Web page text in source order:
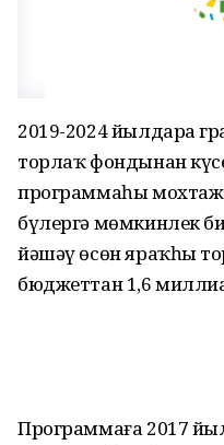
2019-2024 йылдарҙа
торлаҡ фондынан
программаһы мохтаж
бүлергә мөмкинлек
йәшәү өсөн яраҡһыҙ
бюджеттан 1,6
Программаға 2017